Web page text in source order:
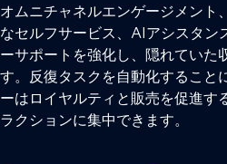
オムニチャネルエンゲージメント
なセルフサービス、AIアシスタン
ーサポートを強化し、隠れていた
す。反復タスクを自動化すること
ーはロイヤルティと販売を促進す
ラクションに集中できます。